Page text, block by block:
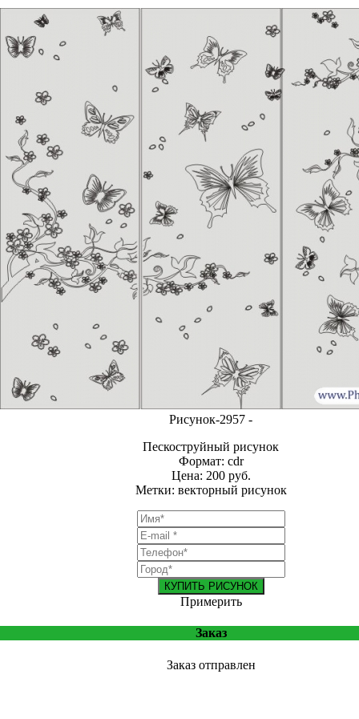
Рисунок-2957 -
Пескоструйный рисунок
Формат: cdr
Цена: 200 руб.
Метки: векторный рисунок
КУПИТЬ РИСУНОК
Примерить
Заказ
Заказ отправлен